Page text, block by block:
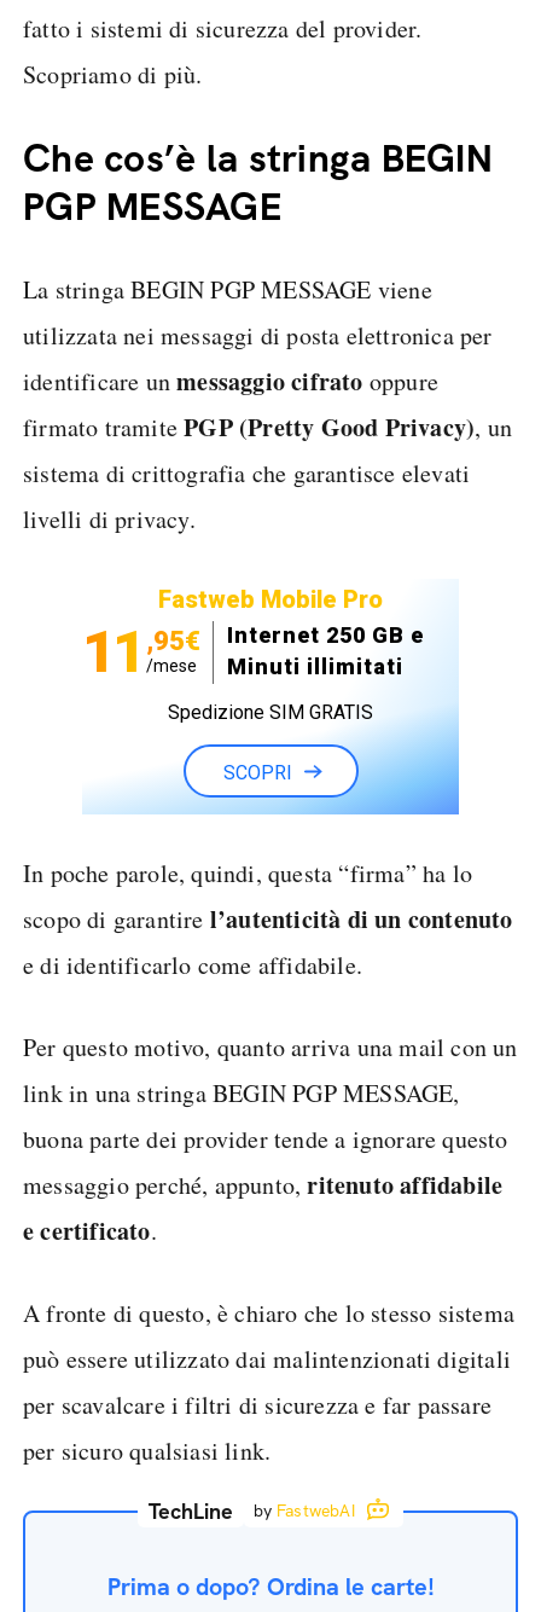
fatto i sistemi di sicurezza del provider.
Scopriamo di più.
Che cos’è la stringa BEGIN
PGP MESSAGE
La stringa BEGIN PGP MESSAGE viene
utilizzata nei messaggi di posta elettronica per
identificare unmessaggio cifrato oppure
firmato tramitePGP (Pretty Good Privacy), un
sistema di crittografia che garantisce elevati
livelli di privacy.
Fastweb Mobile Pro
11 ,95€
/mese
Internet 250 GB e
Minuti illimitati
Spedizione SIM GRATIS
SCOPRI
In poche parole, quindi, questa “firma” ha lo
scopo di garantire l’autenticità di un contenuto
e di identificarlo come affidabile.
Per questo motivo, quanto arriva una mail con un
link in una stringa BEGIN PGP MESSAGE,
buona parte dei provider tende a ignorare questo
messaggio perché, appunto,ritenuto affidabile
e certificato.
A fronte di questo, è chiaro che lo stesso sistema
può essere utilizzato dai malintenzionati digitali
per scavalcare i filtri di sicurezza e far passare
per sicuro qualsiasi link.
TechLine by FastwebAI
Prima o dopo? Ordina le carte!